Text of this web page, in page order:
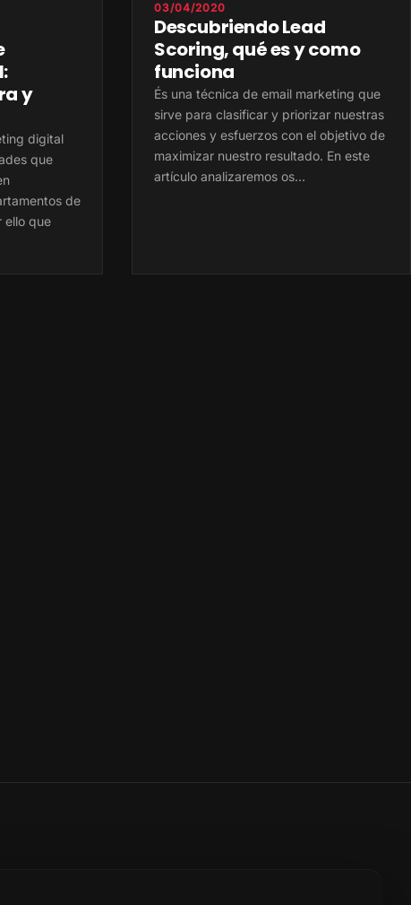
y
digital
que
de
ello que
03/04/2020
Descubriendo Lead
Scoring, qué es y como
funciona
És una técnica de email marketing que
sirve para clasificar y priorizar nuestras
acciones y esfuerzos con el objetivo de
maximizar nuestro resultado. En este
artículo analizaremos os…